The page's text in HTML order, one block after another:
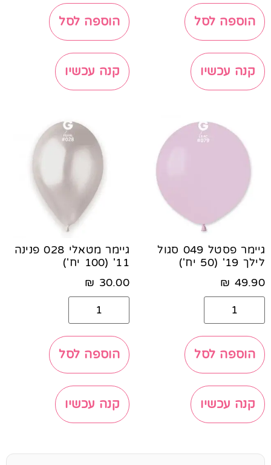
הוספה לסל
קנה עכשיו
הוספה לסל
קנה עכשיו
גיימר פסטל 049 סגול
לילך 19' (50 יח')
49.90
₪
הוספה לסל
קנה עכשיו
גיימר מטאלי 028 פנינה
11' (100 יח')
30.00
₪
הוספה לסל
קנה עכשיו